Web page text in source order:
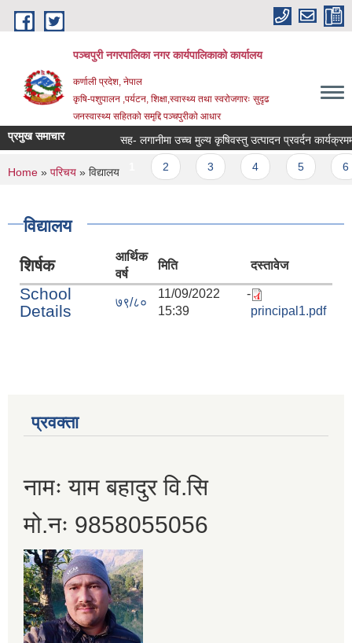
Skip to main content
पञ्चपुरी नगरपालिका नगर कार्यपालिकाको कार्यालय
कर्णाली प्रदेश, नेपाल
कृषि-पशुपालन ,पर्यटन, शिक्षा,स्वास्थ्य तथा स्वरोजगारः सुदृढ
जनस्वास्थ्य सहितको समृद्दि पञ्चपुरीको आधार
प्रमुख समाचार सह- लगानीमा उच्च मुल्य कृषिवस्तु उत्पादन प्रवर्दन कार्यक्रममा
Pages
1
You are here
Home » परिचय » विद्यालय
विद्यालय
शिर्षक
आर्थिक
वर्ष
मिति दस्तावेज
School
Details
७९/८०
11/09/2022 -
15:39
principal1.pdf
प्रवक्ता
नामः याम बहादुर वि.सि
मो.नः 9858055056